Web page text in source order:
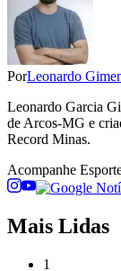
PorLeonardo
Leonardo Garcia
de Arcos-MG e
Record Minas.
Acompanhe
Mais Lidas
1